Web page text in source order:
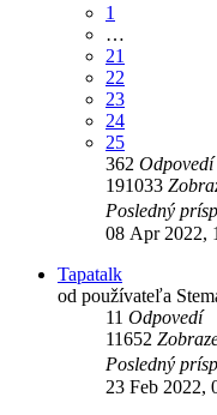
1
…
21
22
23
24
25
362 Odpovedí
191033
Posledný
08 Apr 2022,
Tapatalk
od používateľa
11 Odpovedí
11652
Posledný
23 Feb 2022,